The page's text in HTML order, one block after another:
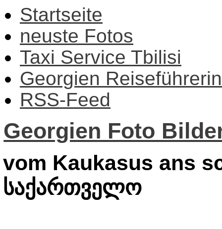
Startseite
neuste Fotos
Taxi Service Tbilisi
Georgien Reiseführerin
RSS-Feed
Georgien Foto
vom Kaukasus ans
საქართველო